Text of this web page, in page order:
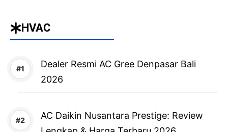
HVAC
Dealer Resmi AC Gree Denpasar Bali
2026
AC Daikin Nusantara Prestige: Review